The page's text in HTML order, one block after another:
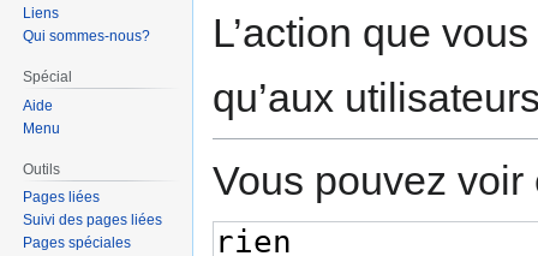
L’action que
qu’aux
Vous pouvez
Liens
Qui sommes-nous?
Spécial
Aide
Menu
Outils
Pages liées
Suivi des pages liées
Pages spéciales